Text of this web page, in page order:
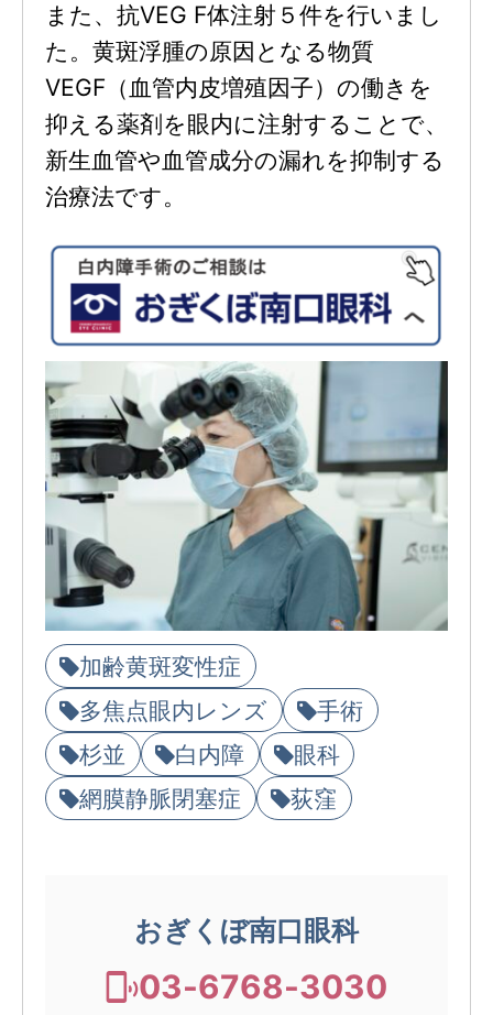
また、抗VEG F体注射５件を行いまし
た。黄斑浮腫の原因となる物質
VEGF（血管内皮増殖因子）の働きを
抑える薬剤を眼内に注射することで、
新生血管や血管成分の漏れを抑制する
治療法です。
加齢黄斑変性症
多焦点眼内レンズ
手術
杉並
白内障
眼科
網膜静脈閉塞症
荻窪
おぎくぼ南口眼科
03-6768-3030